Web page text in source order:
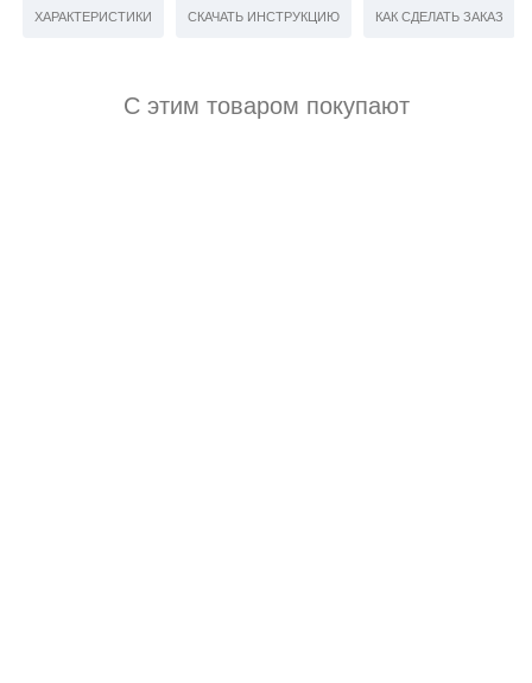
ХАРАКТЕРИСТИКИ СКАЧАТЬ ИНСТРУКЦИЮ КАК СДЕЛАТЬ ЗАКАЗ
С этим товаром покупают